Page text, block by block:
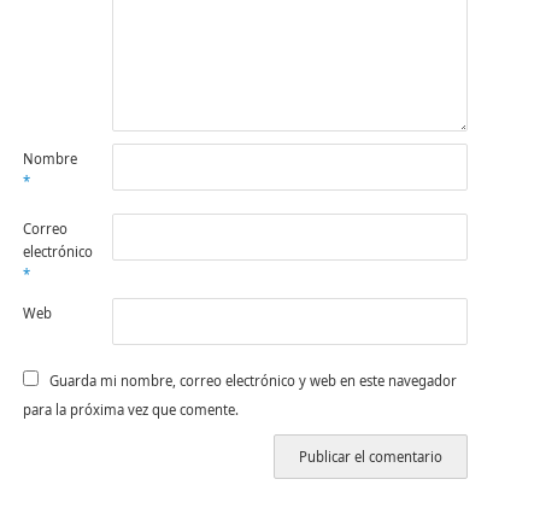
Nombre
*
Correo
electrónico
*
Web
Guarda mi nombre, correo electrónico y web en este navegador
para la próxima vez que comente.